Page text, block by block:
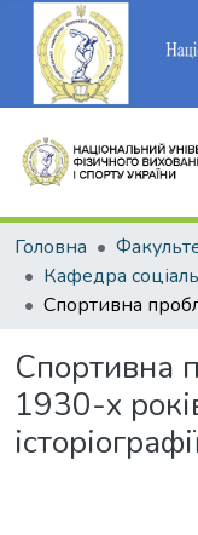
Головна
Спортивна
1930-х